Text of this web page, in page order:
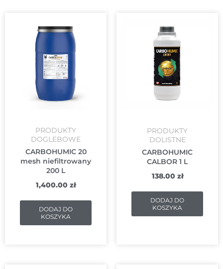
PRODUKTY
DOGLEBOWE
CARBOHUMIC 20
mesh niefiltrowany
200 L
1,400.00 zł
DODAJ DO
KOSZYKA
PRODUKTY
DOLISTNE
CARBOHUMIC
CALBOR 1 L
138.00 zł
DODAJ DO
KOSZYKA